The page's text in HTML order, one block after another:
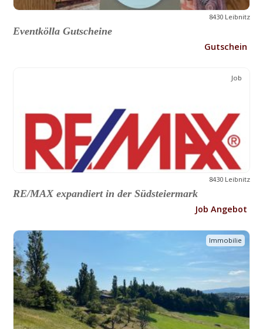
8430 Leibnitz
Eventkölla Gutscheine
Gutschein
Job
8430 Leibnitz
RE/MAX expandiert in der Südsteiermark
Job Angebot
Immobilie